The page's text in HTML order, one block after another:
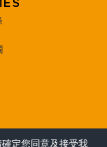
定您同意及接受我